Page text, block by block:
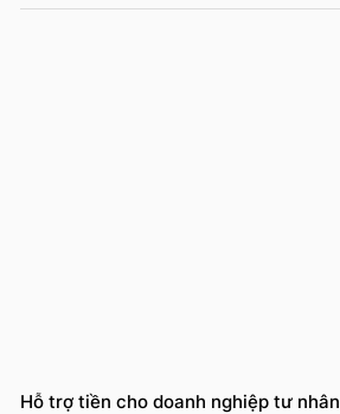
Hỗ trợ tiền cho doanh nghiệp tư nhân